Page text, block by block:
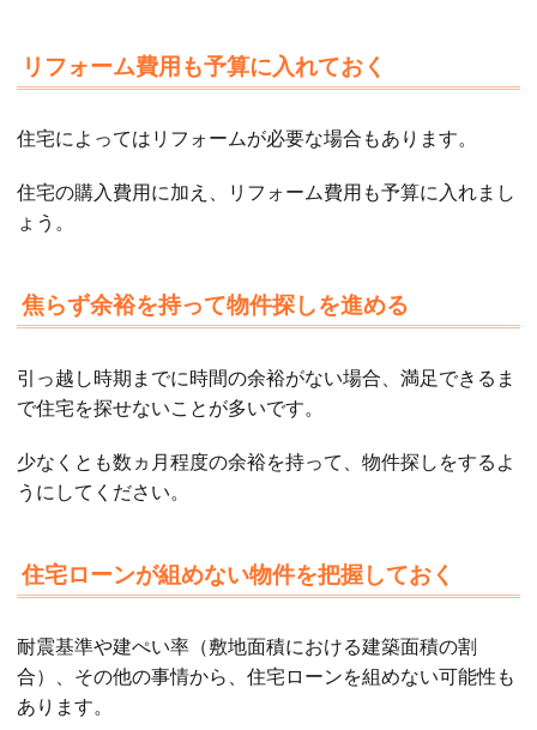
リフォーム費用も予算に入れておく
住宅によってはリフォームが必要な場合もあります。
住宅の購入費用に加え、リフォーム費用も予算に入れまし
ょう。
焦らず余裕を持って物件探しを進める
引っ越し時期までに時間の余裕がない場合、満足できるま
で住宅を探せないことが多いです。
少なくとも数ヵ月程度の余裕を持って、物件探しをするよ
うにしてください。
住宅ローンが組めない物件を把握しておく
耐震基準や建ぺい率（敷地面積における建築面積の割
合）、その他の事情から、住宅ローンを組めない可能性も
あります。